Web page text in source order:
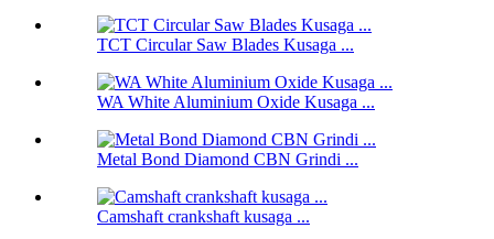
TCT Circular Saw Blades Kusaga ...
WA White Aluminium Oxide Kusaga ...
Metal Bond Diamond CBN Grindi ...
Camshaft crankshaft kusaga ...